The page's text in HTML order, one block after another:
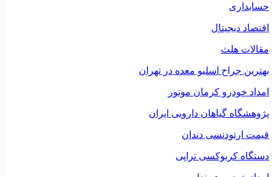
حسابداری
اقتصاد دیجیتال
مقالات هلث
بهترین جراح اسلیو معده در تهران
امداد خودرو کرمان موتور
پژوهشگاه گیاهان دارویی ایران
قیمت ارتودنسی دندان
دستگاه کربوکسی تراپی